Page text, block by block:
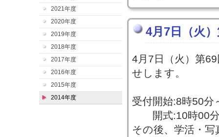
2021年度
2020年度
2019年度
2018年度
2017年度
2016年度
2015年度
2014年度
4月7日（火
4月7日（火）第
せします。
受付開始:8時50分
開式:10時00分
その後、学活・